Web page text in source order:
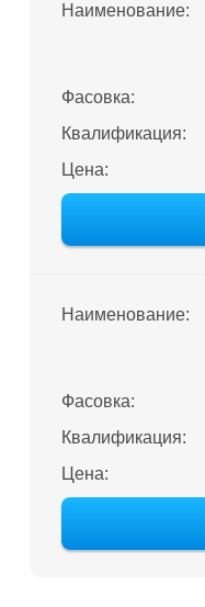
Наименование:
Фасовка:
Квалификация:
Цена:
Наименование:
Фасовка:
Квалификация:
Цена: